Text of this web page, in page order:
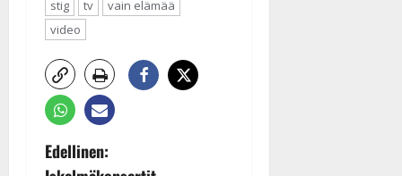
stig
tv
vain elämää
video
P
Edellinen: